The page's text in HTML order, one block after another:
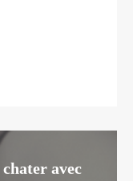
avec